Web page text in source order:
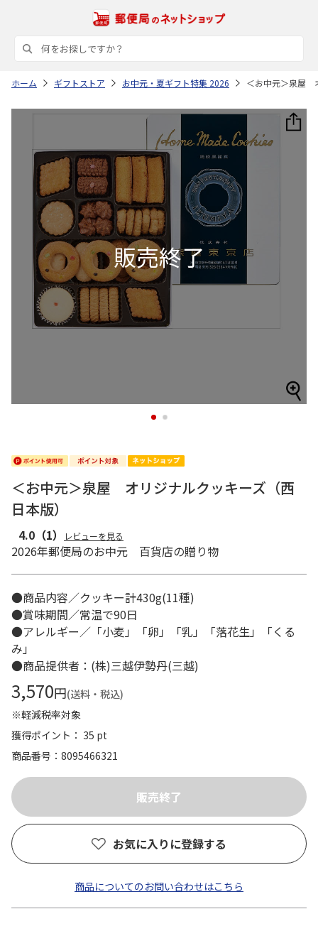
ホーム ギフトストア お中元・夏ギフト特集 2026 ＜お中元＞泉屋
1 2
＜お中元＞泉屋 オリジナルクッキーズ（西
日本版）
4.0 （1） レビューを見る
2026年郵便局のお中元 百貨店の贈り物
●商品内容／クッキー計430g(11種)
●賞味期間／常温で90日
●アレルギー／「小麦」「卵」「乳」「落花生」「くる
み」
●商品提供者：(株)三越伊勢丹(三越)
3,570円(送料・税込)
※軽減税率対象
獲得ポイント： 35 pt
商品番号
8095466321
お気に入りに登録する
商品についてのお問い合わせはこちら